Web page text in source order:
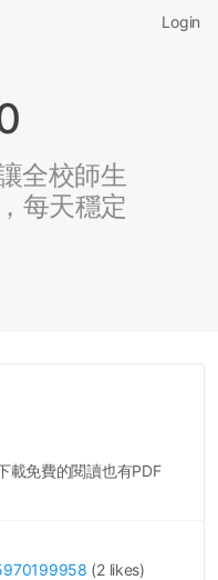
Login
全校師生
每天穩定
載免費的閱讀也有PDF
(2 likes)